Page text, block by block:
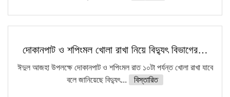
দোকানপাট ও শপিংমল খোলা রাখা নিয়ে বিদ্যুৎ বিভাগের…
ঈদুল আজহা উপলক্ষে দোকানপাট ও শপিংমল রাত ১০টা পর্যন্ত খোলা রাখা যাবে
বলে জানিয়েছে বিদ্যুৎ...
বিস্তারিত